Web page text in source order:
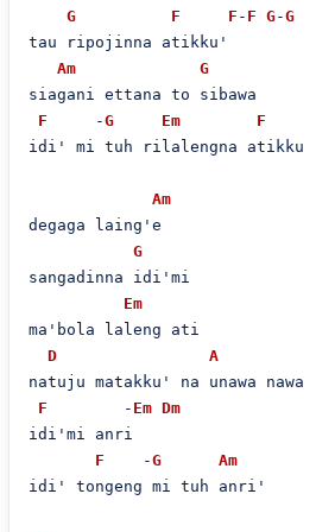
G F F - F G-G
tau ripojinna atikku'
Am
G
siagani ettana to sibawa
F
     -
G Em
F
idi' mi tuh rilalengna atikku
Am
degaga laing'e
G
sangadinna idi'mi
Em
ma'bola laleng ati
D
A
natuju matakku' na unawa nawa
F
        -
Em Dm
idi'mi anri
F
    -
G
Am
idi' tongeng mi tuh anri'